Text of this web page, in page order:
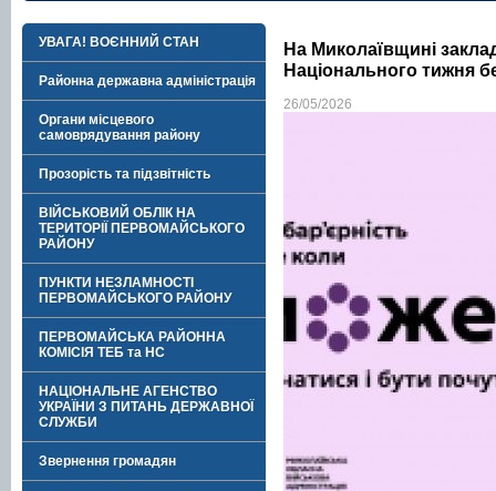
УВАГА! ВОЄННИЙ СТАН
Районна державна адміністрація
Органи місцевого
самоврядування району
Прозорість та підзвітність
ВІЙСЬКОВИЙ ОБЛІК НА
ТЕРИТОРІЇ ПЕРВОМАЙСЬКОГО
РАЙОНУ
ПУНКТИ НЕЗЛАМНОСТІ
ПЕРВОМАЙСЬКОГО РАЙОНУ
ПЕРВОМАЙСЬКА РАЙОННА
КОМІСІЯ ТЕБ та НС
НАЦІОНАЛЬНЕ АГЕНСТВО
УКРАЇНИ З ПИТАНЬ ДЕРЖАВНОЇ
СЛУЖБИ
Звернення громадян
На Миколаївщині
Національного тижня
26/05/2026